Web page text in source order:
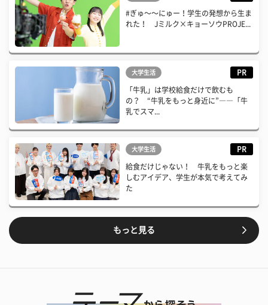
#ぎゅ〜〜にゅー！学生の発想から生ま
れた！ Jミルク×キョーソウPROJE...
大学生活 PR
「牛乳」は学校給食だけで飲むも
の？ “牛乳をもっと身近に”――「牛
乳でスマ...
大学生活 PR
給食だけじゃない！ 牛乳をもっと楽
しむアイデア、学生が本気で考えてみ
た
もっと見る